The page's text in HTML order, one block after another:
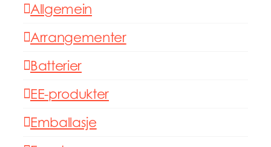
Allgemein
Arrangementer
Batterier
EE-produkter
Emballasje